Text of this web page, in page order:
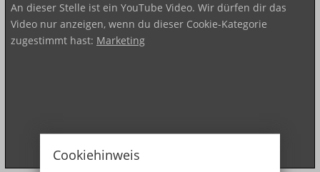
Cookiehinweis
An dieser Stelle ist ein YouTube Video. Wir dürfen dir das
Video nur anzeigen, wenn du dieser Cookie-Kategorie
zugestimmt hast: Marketing